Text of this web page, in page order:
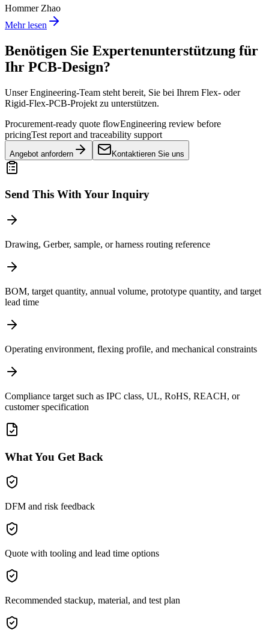
Hommer Zhao
Mehr lesen
Benötigen Sie Expertenunterstützung für
Ihr PCB-Design?
Unser Engineering-Team steht bereit, Sie bei Ihrem Flex- oder
Rigid-Flex-PCB-Projekt zu unterstützen.
Procurement-ready quote flowEngineering review before
pricingTest report and traceability support
Angebot anfordern Kontaktieren Sie uns
Send This With Your Inquiry
Drawing, Gerber, sample, or harness routing reference
BOM, target quantity, annual volume, prototype quantity, and target
lead time
Operating environment, flexing profile, and mechanical constraints
Compliance target such as IPC class, UL, RoHS, REACH, or
customer specification
What You Get Back
DFM and risk feedback
Quote with tooling and lead time options
Recommended stackup, material, and test plan